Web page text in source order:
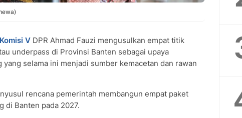
Komisi V DPR Ahmad Fauzi mengusulkan empat titik
underpass di Provinsi Banten sebagai upaya
selama ini menjadi sumber kemacetan dan rawan
rencana pemerintah membangun empat paket
di Banten pada 2027.